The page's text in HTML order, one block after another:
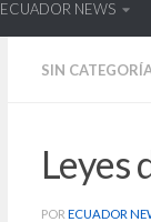
ECUADOR NEWS
SIN
Leyes
POR ECUADOR